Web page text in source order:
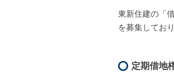
東新住建の「
を募集してお
定期借地